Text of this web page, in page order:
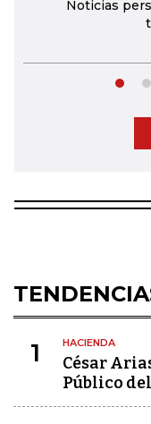
Noticias
1 HACIENDA
César
Público